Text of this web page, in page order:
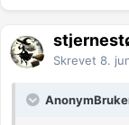
Skrevet 8.